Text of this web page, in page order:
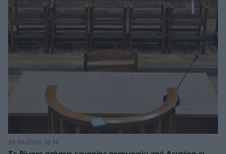
28.06.2025, 18:14